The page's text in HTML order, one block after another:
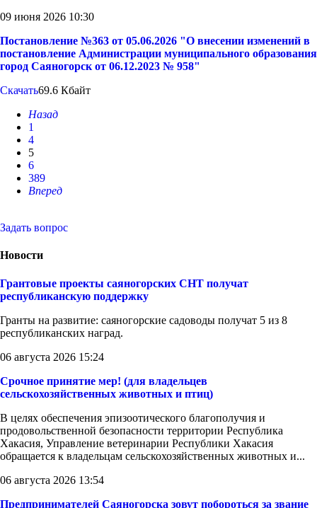
09 июня 2026 10:30
Постановление №363 от 05.06.2026 "О внесении изменений в
постановление Администрации муниципального образования
город Саяногорск от 06.12.2023 № 958"
Скачать69.6 Кбайт
Назад
1
4
5
6
389
Вперед
Задать вопрос
Новости
Грантовые проекты саяногорских СНТ получат
республиканскую поддержку
Гранты на развитие: саяногорские садоводы получат 5 из 8
республиканских наград.
06 августа 2026 15:24
Срочное принятие мер! (для владельцев
сельскохозяйственных животных и птиц)
В целях обеспечения эпизоотического благополучия и
продовольственной безопасности территории Республика
Хакасия, Управление ветеринарии Республики Хакасия
обращается к владельцам сельскохозяйственных животных и...
06 августа 2026 13:54
Предпринимателей Саяногорска зовут побороться за звание